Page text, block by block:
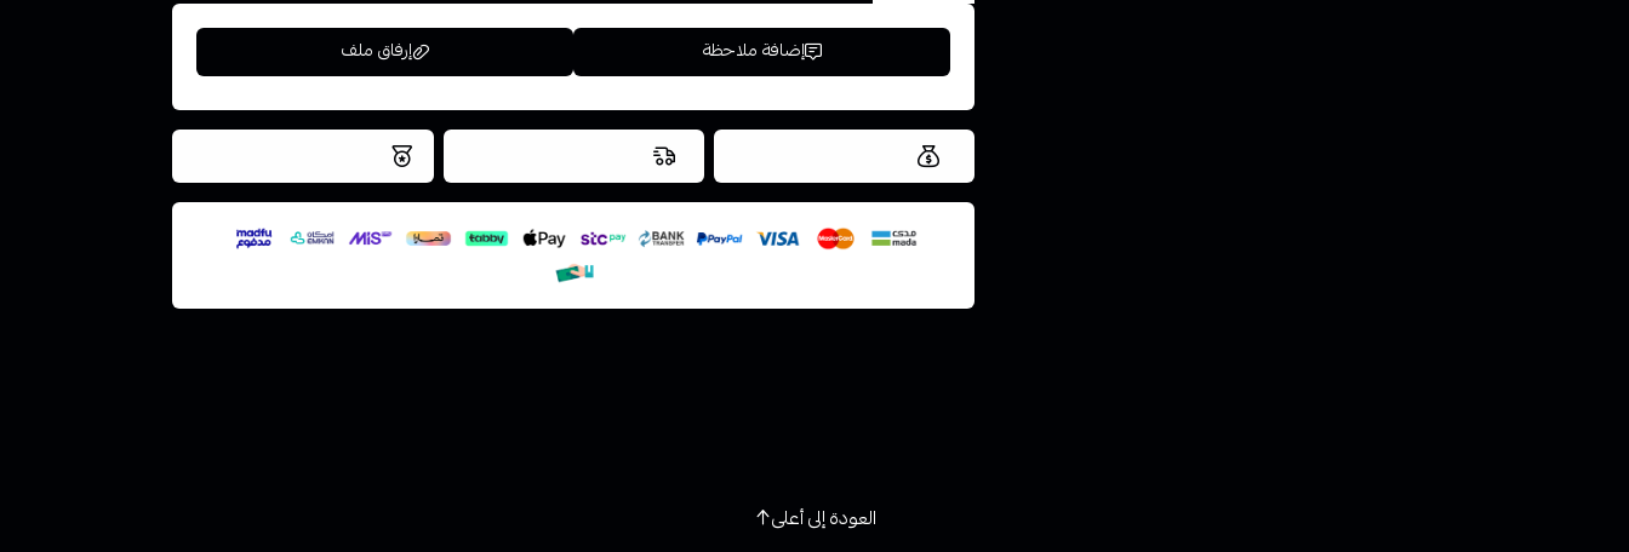
إضافة ملاحظة إرفاق ملف
اسحب و افلت الملف هنا
استعراض
العروض والشحن مجاني نتميز بلجودة والتخزين الامن
العودة إلى أعلى